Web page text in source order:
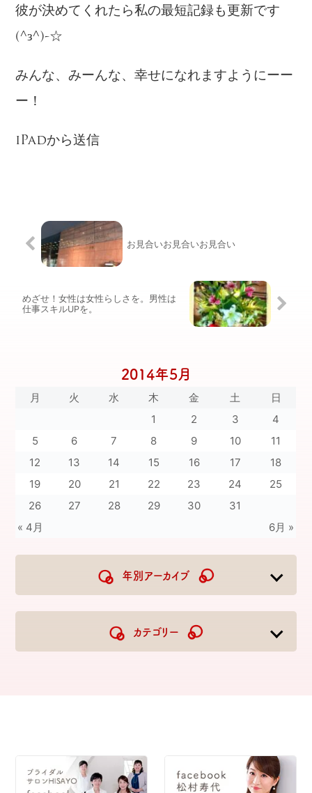
彼が決めてくれたら私の最短記録も更新です
(^з^)-☆
みんな、みーんな、幸せになれますようにーー
ー！
iPadから送信
お見合いお見合いお見合い
めざせ！女性は女性らしさを。男性は
仕事スキルUPを。
2014年5月
月 火 水 木 金 土 日
« 4月 6月 »
1 2 3
4
5
6 7 8 9 10
11
12
13 14 15 16 17
18
19
20 21 22 23 24
25
26
27 28 29 30 31
年別アーカイブ
2023
カテゴリー